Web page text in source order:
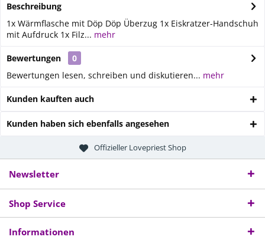
Beschreibung
1x Wärmflasche mit Döp Döp Überzug 1x Eiskratzer-Handschuh
mit Aufdruck 1x Filz... mehr
Bewertungen
0
Bewertungen lesen, schreiben und diskutieren... mehr
Kunden kauften auch
Kunden haben sich ebenfalls angesehen
Offizieller Lovepriest Shop
Newsletter
Shop Service
Informationen